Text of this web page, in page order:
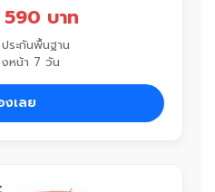
590 บาท
ระกันพื้นฐาน
หน้า 7 วัน
งเลย